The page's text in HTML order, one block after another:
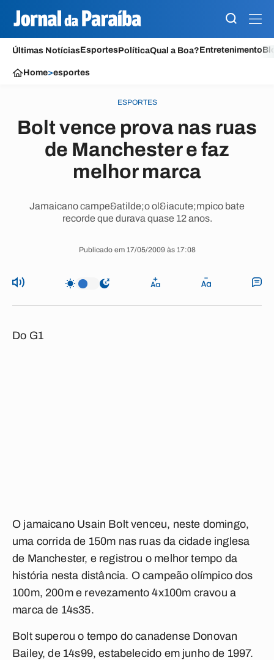
Últimas NotíciasEsportesPolíticaQual a Boa?Entretenimento
Home>esportes
ESPORTES
Bolt vence prova nas ruas
de Manchester e faz
melhor marca
Jamaicano campe&atilde;o ol&iacute;mpico bate
recorde que durava quase 12 anos.
Publicado em 17/05/2009 às 17:08
Do G1
O jamaicano Usain Bolt venceu, neste domingo,
uma corrida de 150m nas ruas da cidade inglesa
de Manchester, e registrou o melhor tempo da
história nesta distância. O campeão olímpico dos
100m, 200m e revezamento 4x100m cravou a
marca de 14s35.
Bolt superou o tempo do canadense Donovan
Bailey, de 14s99, estabelecido em junho de 1997.